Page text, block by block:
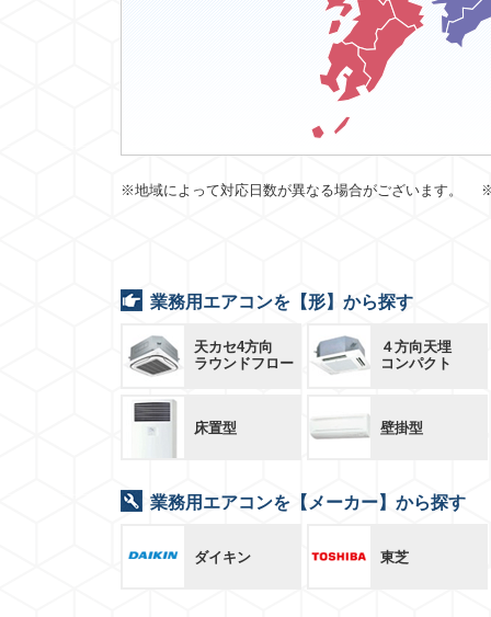
※地域によって対応日数が異なる場合がございます。
業務用エアコンを【形】から探す
天カセ4方向
ラウンドフロー
４方向天埋
コンパクト
床置型 壁掛型
業務用エアコンを【メーカー】から探す
ダイキン 東芝